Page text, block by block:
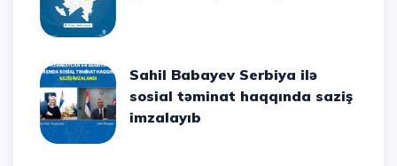
Sahil Babayev Serbiya ilə
sosial təminat haqqında saziş
imzalayıb